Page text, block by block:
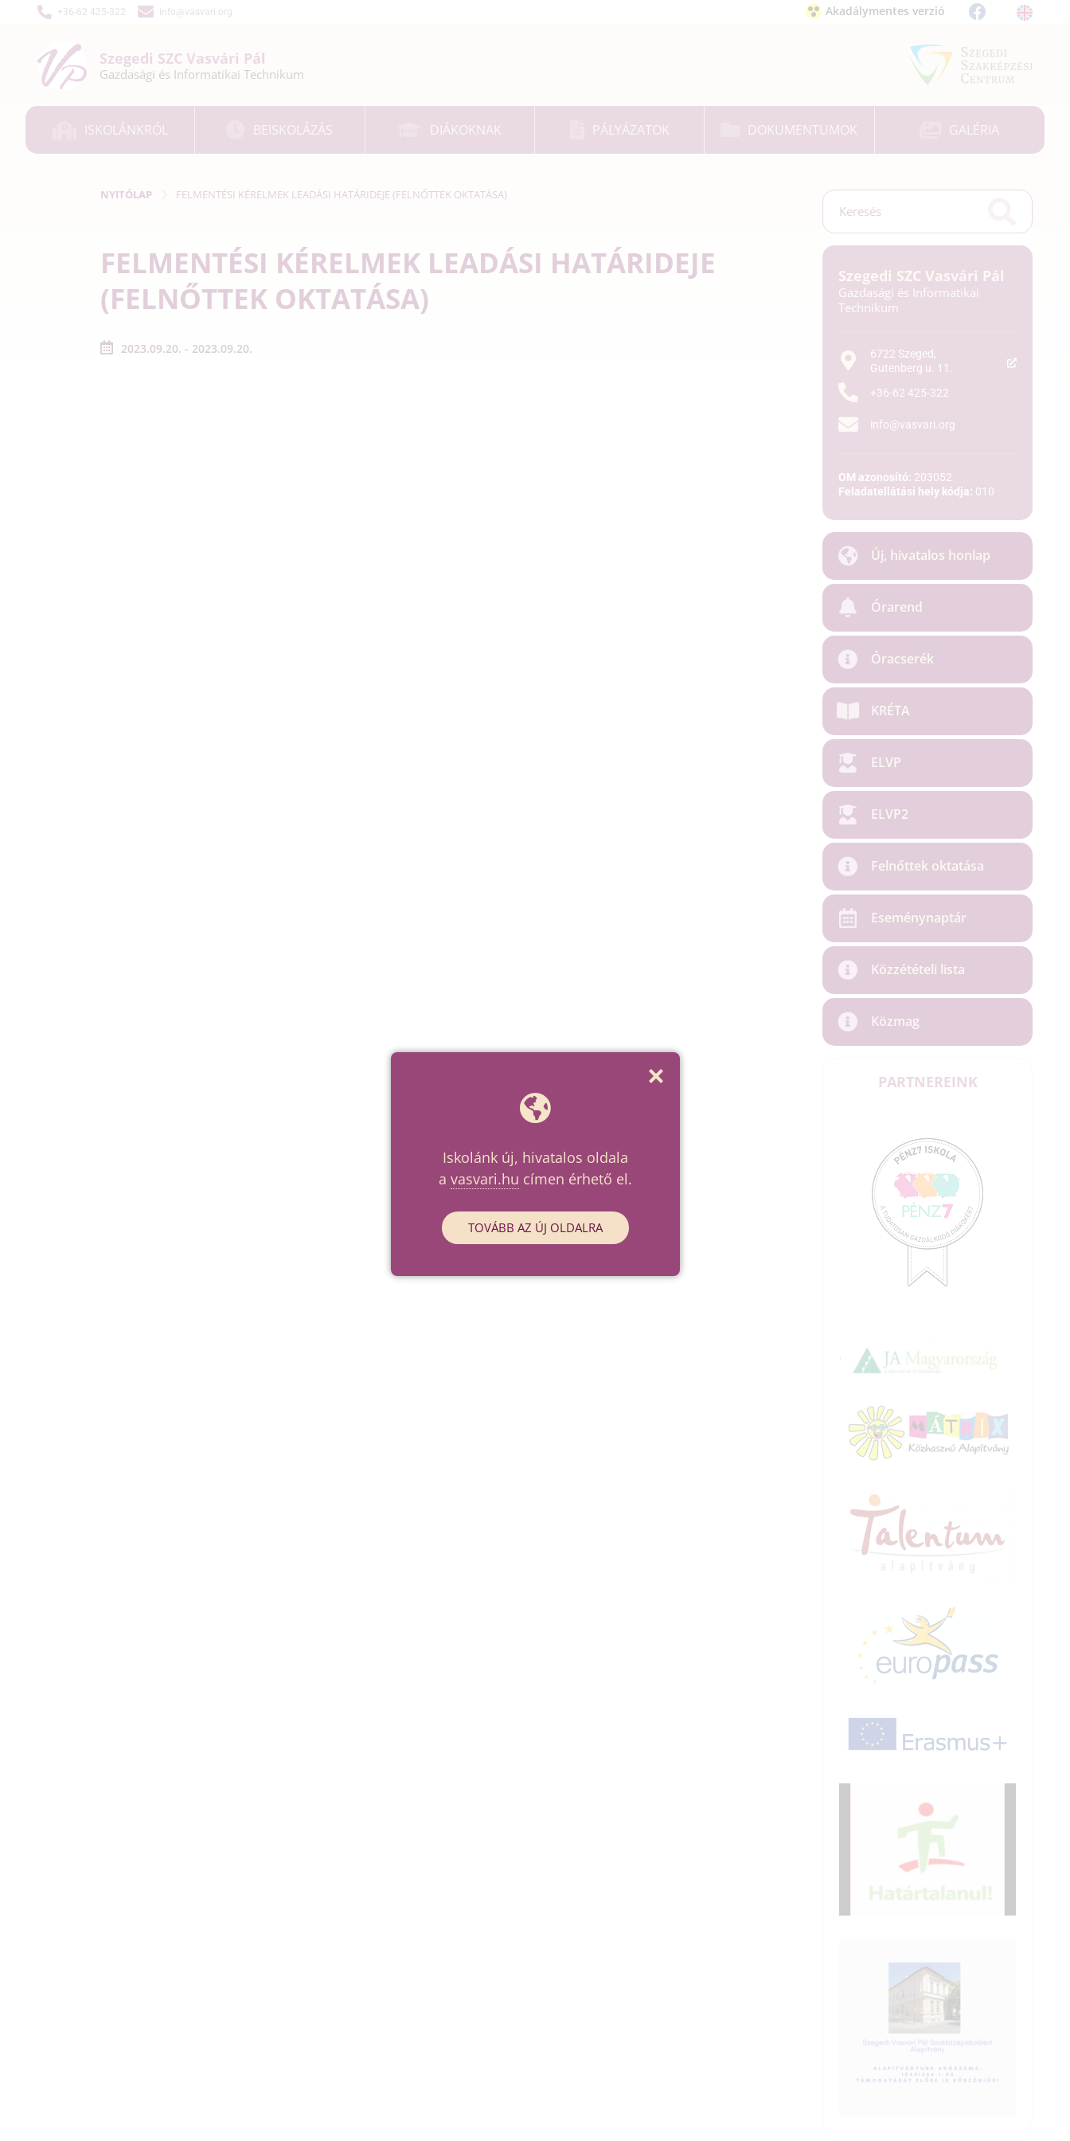
+36-62 425-322 info@vasvari.org Akadálymentes verzió
Szegedi SZC Vasvári Pál
Gazdasági és Informatikai Technikum
ISKOLÁNKRÓL BEISKOLÁZÁS DIÁKOKNAK PÁLYÁZATOK DOKUMENTUMOK GALÉRIA
NYITÓLAP FELMENTÉSI KÉRELMEK LEADÁSI HATÁRIDEJE (FELNŐTTEK OKTATÁSA)
FELMENTÉSI KÉRELMEK LEADÁSI HATÁRIDEJE
(FELNŐTTEK OKTATÁSA)
2023.09.20. - 2023.09.20.
Szegedi SZC Vasvári Pál
Gazdasági és Informatikai
Technikum
6722 Szeged,
Gutenberg u. 11.
+36-62 425-322
info@vasvari.org
OM azonosító: 203052
Feladatellátási hely kódja: 010
Új, hivatalos honlap
Órarend
Óracserék
KRÉTA
ELVP
ELVP2
Felnőttek oktatása
Eseménynaptár
Közzétételi lista
Közmag
PARTNEREINK
Iskolánk új, hivatalos oldala
a vasvari.hu címen érhető el.
TOVÁBB AZ ÚJ OLDALRA